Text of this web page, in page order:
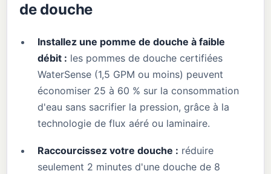
de douche
Installez une pomme de douche à faible
débit : les pommes de douche certifiées
WaterSense (1,5 GPM ou moins) peuvent
économiser 25 à 60 % sur la consommation
d'eau sans sacrifier la pression, grâce à la
technologie de flux aéré ou laminaire.
Raccourcissez votre douche : réduire
seulement 2 minutes d'une douche de 8